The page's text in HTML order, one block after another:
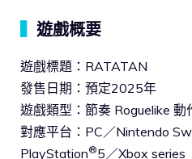
遊戲概要
遊戲標題：RATATAN
發售日期：預定2025年
遊戲類型：節奏 Roguelike 動
對應平台：PC／Nintendo
PlayStation®5／Xbox series